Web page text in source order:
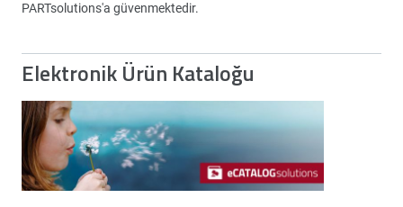
PARTsolutions'a güvenmektedir.
Elektronik Ürün Kataloğu